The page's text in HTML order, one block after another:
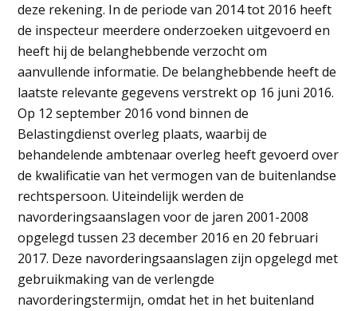
deze rekening. In de periode van 2014 tot 2016 heeft
de inspecteur meerdere onderzoeken uitgevoerd en
heeft hij de belanghebbende verzocht om
aanvullende informatie. De belanghebbende heeft de
laatste relevante gegevens verstrekt op 16 juni 2016.
Op 12 september 2016 vond binnen de
Belastingdienst overleg plaats, waarbij de
behandelende ambtenaar overleg heeft gevoerd over
de kwalificatie van het vermogen van de buitenlandse
rechtspersoon. Uiteindelijk werden de
navorderingsaanslagen voor de jaren 2001-2008
opgelegd tussen 23 december 2016 en 20 februari
2017. Deze navorderingsaanslagen zijn opgelegd met
gebruikmaking van de verlengde
navorderingstermijn, omdat het in het buitenland